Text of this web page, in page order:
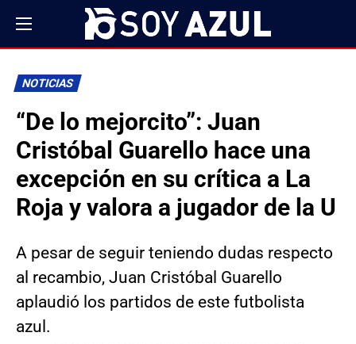
NOTICIAS
“De lo mejorcito”: Juan
Cristóbal Guarello hace una
excepción en su crítica a La
Roja y valora a jugador de la U
A pesar de seguir teniendo dudas respecto
al recambio, Juan Cristóbal Guarello
aplaudió los partidos de este futbolista
azul.